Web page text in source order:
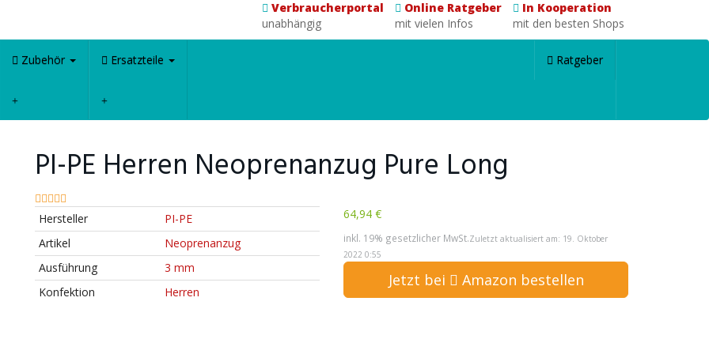
Verbraucherportal
unabhängig
Online Ratgeber
mit vielen Infos
In Kooperation
mit den besten Shops
Zubehör Ersatzteile Ratgeber
PI-PE Herren Neoprenanzug Pure Long
64,94 €
inkl. 19% gesetzlicher MwSt.Zuletzt aktualisiert am: 19. Oktober
2022 0:55
Jetzt bei Amazon bestellen
Hersteller
PI-PE
Artikel
Neoprenanzug
Ausführung
3 mm
Konfektion
Herren